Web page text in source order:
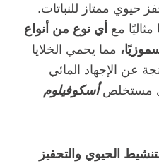
حيوي ممتاز للنباتات.
مع أي نوع من أنواع
مما يحمي الخلايا
عن الإجهاد المائي
في مستخلصأسكوفيلوم
الحيوي والتحفيز